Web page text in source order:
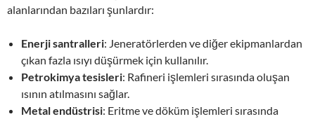
alanlarından bazıları şunlardır:
Enerji santralleri: Jeneratörlerden ve diğer ekipmanlardan
çıkan fazla ısıyı düşürmek için kullanılır.
Petrokimya tesisleri: Rafineri işlemleri sırasında oluşan
ısının atılmasını sağlar.
Metal endüstrisi: Eritme ve döküm işlemleri sırasında